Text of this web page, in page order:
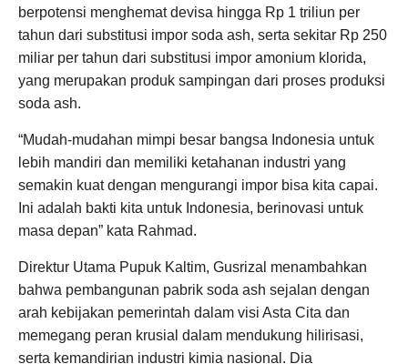
berpotensi menghemat devisa hingga Rp 1 triliun per
tahun dari substitusi impor soda ash, serta sekitar Rp 250
miliar per tahun dari substitusi impor amonium klorida,
yang merupakan produk sampingan dari proses produksi
soda ash.
“Mudah-mudahan mimpi besar bangsa Indonesia untuk
lebih mandiri dan memiliki ketahanan industri yang
semakin kuat dengan mengurangi impor bisa kita capai.
Ini adalah bakti kita untuk Indonesia, berinovasi untuk
masa depan” kata Rahmad.
Direktur Utama Pupuk Kaltim, Gusrizal menambahkan
bahwa pembangunan pabrik soda ash sejalan dengan
arah kebijakan pemerintah dalam visi Asta Cita dan
memegang peran krusial dalam mendukung hilirisasi,
serta kemandirian industri kimia nasional. Dia